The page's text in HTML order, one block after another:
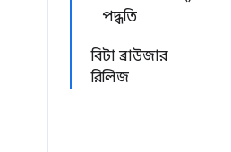
পদ্ধতি
বিটা ব্রাউজার
রিলিজ